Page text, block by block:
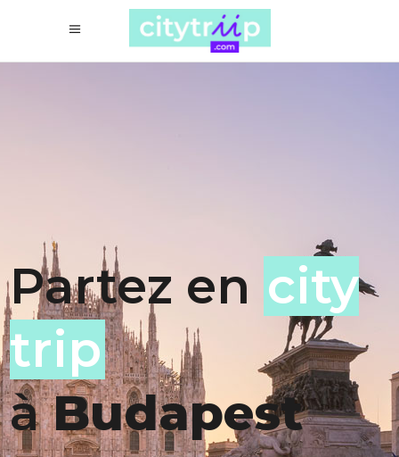
Partez en city
trip
àBru